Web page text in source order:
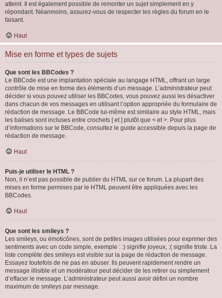
atteint. Il est également possible de remonter un sujet simplement en y
répondant. Néanmoins, assurez-vous de respecter les règles du forum en le
faisant.
Haut
Mise en forme et types de sujets
Que sont les BBCodes ?
Le BBCode est une implantation spéciale au langage HTML, offrant un large
contrôle de mise en forme des éléments d’un message. L’administrateur peut
décider si vous pouvez utiliser les BBCodes, vous pouvez aussi les désactiver
dans chacun de vos messages en utilisant l’option appropriée du formulaire de
rédaction de message. Le BBCode lui-même est similaire au style HTML, mais
les balises sont incluses entre crochets [ et ] plutôt que < et >. Pour plus
d’informations sur le BBCode, consultez le guide accessible depuis la page de
rédaction de message.
Haut
Puis-je utiliser le HTML ?
Non, il n’est pas possible de publier du HTML sur ce forum. La plupart des
mises en forme permises par le HTML peuvent être appliquées avec les
BBCodes.
Haut
Que sont les smileys ?
Les smileys, ou émoticônes, sont de petites images utilisées pour exprimer des
sentiments avec un code simple, exemple : :) signifie joyeux, :( signifie triste. La
liste complète des smileys est visible sur la page de rédaction de message.
Essayez toutefois de ne pas en abuser. Ils peuvent rapidement rendre un
message illisible et un modérateur peut décider de les retirer ou simplement
d’effacer le message. L’administrateur peut aussi avoir défini un nombre
maximum de smileys par message.